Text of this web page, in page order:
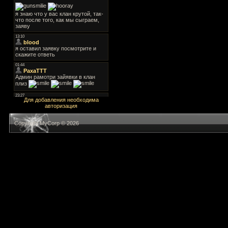
Для добавления необходима
авторизация
Copyright MyCorp © 2026